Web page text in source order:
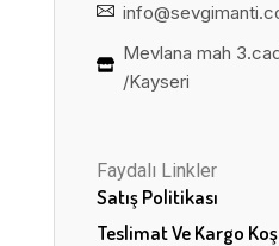
Mevlana mah
/Kayseri
Faydalı Linkler
Satış Politikası
Teslimat Ve Kargo